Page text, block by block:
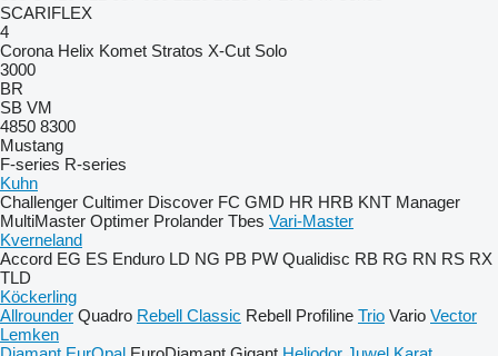
SCARIFLEX
4
Corona Helix Komet Stratos X-Cut Solo
3000
BR
SB VM
4850 8300
Mustang
F-series R-series
Kuhn
Challenger Cultimer Discover FC GMD HR HRB KNT Manager
MultiMaster Optimer Prolander Tbes Vari-Master
Kverneland
Accord EG ES Enduro LD NG PB PW Qualidisc RB RG RN RS RX
TLD
Köckerling
Allrounder Quadro Rebell Classic Rebell Profiline Trio Vario Vector
Lemken